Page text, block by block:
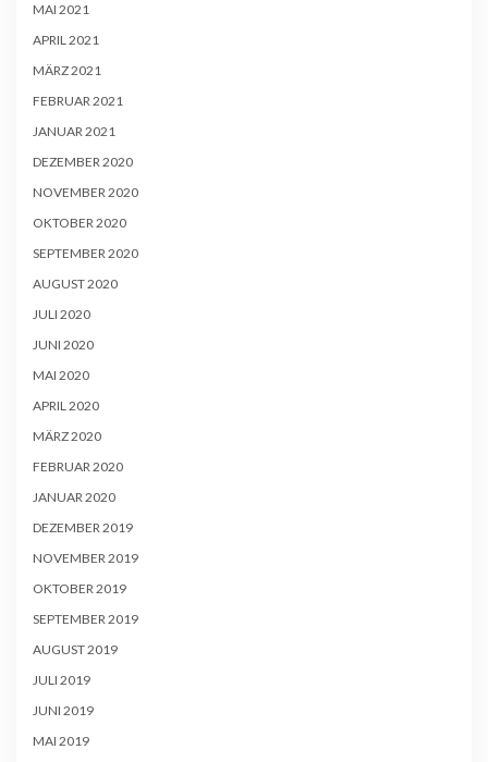
MAI 2021
APRIL 2021
MÄRZ 2021
FEBRUAR 2021
JANUAR 2021
DEZEMBER 2020
NOVEMBER 2020
OKTOBER 2020
SEPTEMBER 2020
AUGUST 2020
JULI 2020
JUNI 2020
MAI 2020
APRIL 2020
MÄRZ 2020
FEBRUAR 2020
JANUAR 2020
DEZEMBER 2019
NOVEMBER 2019
OKTOBER 2019
SEPTEMBER 2019
AUGUST 2019
JULI 2019
JUNI 2019
MAI 2019